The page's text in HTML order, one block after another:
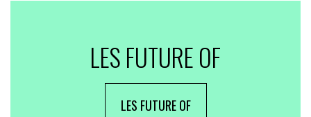
LES FUTURE OF
LES FUTURE OF